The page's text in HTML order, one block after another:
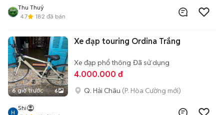
Thu Thuỷ
4.7
182 đã bán
6 giờ trước 6
Xe đạp touring Ordina Trắng
Xe đạp phổ thông Đã sử dụng
4.000.000 đ
Q. Hải Châu (P. Hòa Cường mới)
Shi